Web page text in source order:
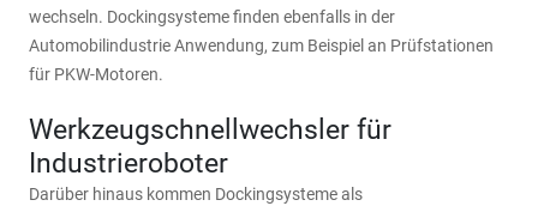
wechseln. Dockingsysteme finden ebenfalls in der
Automobilindustrie Anwendung, zum Beispiel an Prüfstationen
für PKW-Motoren.
Werkzeugschnellwechsler für
Industrieroboter
Darüber hinaus kommen Dockingsysteme als